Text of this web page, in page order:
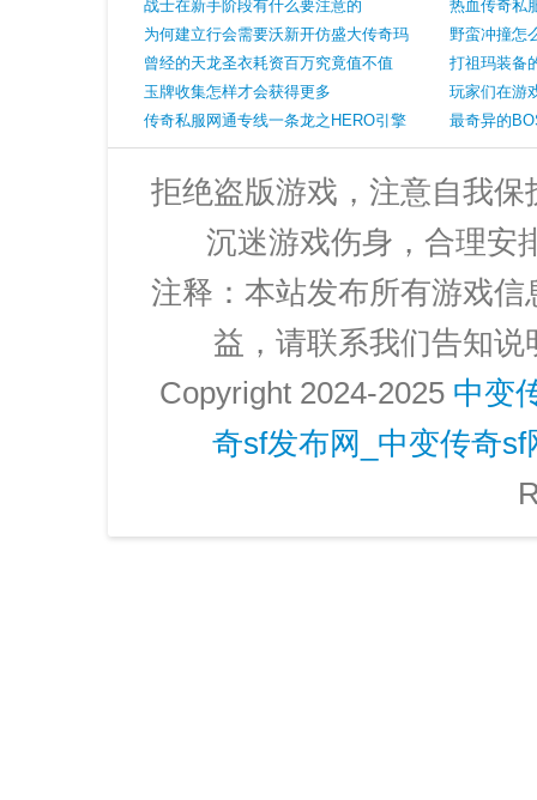
传奇外传sf性介绍
战士在新手阶段有什么要注意的
为何建立行会需要沃新开仿盛大传奇玛
号角原来和比奇国王心病有关系
曾经的天龙圣衣耗资百万究竟值不值
玉牌收集怎样才会获得更多
传奇私服网通专线一条龙之HERO引擎
至尊骰王脚本
热血传奇私
开心的事情
野蛮冲撞怎
打祖玛装备
玩家们在游
最奇异的
和屠龙
拒绝盗版游戏，注意自我
沉迷游戏伤身，合理安
注释：本站发布所有游戏
益，请联系我们告知
Copyright 2024-2025 中变
奇sf发布网_中变传奇